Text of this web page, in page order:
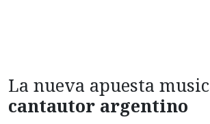
La nueva apuesta
cantautor argentino